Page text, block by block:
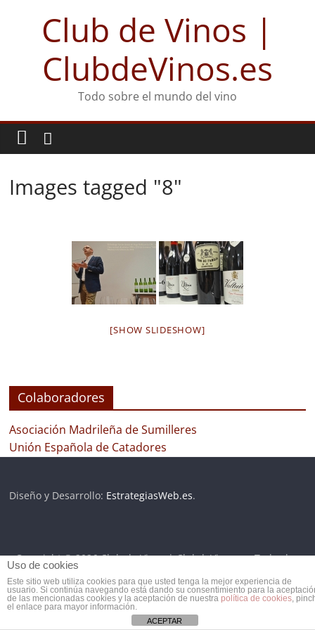
Club de Vinos |
ClubdeVinos.es
Todo sobre el mundo del vino
Images tagged "8"
[SHOW SLIDESHOW]
Colaboradores
Asociación Madrileña de Sumilleres
Unión Española de Catadores
Diseño y Desarrollo: EstrategiasWeb.es.
Copyright © 2026Club de Vinos | ClubdeVinos.es. Todos los
Uso de cookies
Este sitio web utiliza cookies para que usted tenga la mejor experiencia de
usuario. Si continúa navegando está dando su consentimiento para la
de las mencionadas cookies y la aceptación de nuestra política de cookies,
el enlace para mayor información.
ACEPTAR